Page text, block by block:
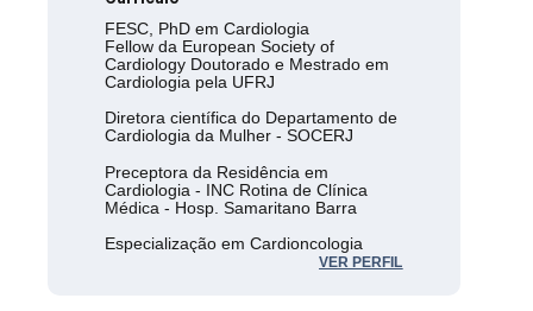
FESC, PhD em Cardiologia
Fellow da European Society of
Cardiology Doutorado e Mestrado em
Cardiologia pela UFRJ
Diretora científica do Departamento de
Cardiologia da Mulher - SOCERJ
Preceptora da Residência em
Cardiologia - INC Rotina de Clínica
Médica - Hosp. Samaritano Barra
Especialização em Cardioncologia
(INC/INCA), Cardiologia (INC),VER PERFIL